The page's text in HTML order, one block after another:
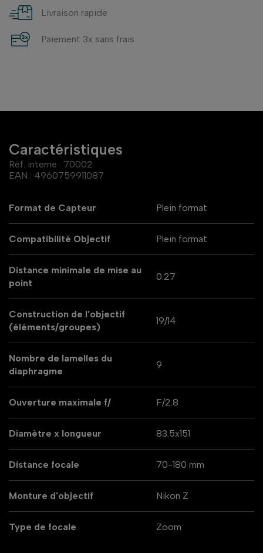
Livraison rapide
Paiement 3x sans frais
Caractéristiques
Réf. interne : 70002
EAN : 4960759911087
Format de Capteur Plein format
Compatibilité Objectif Plein format
Distance minimale de mise au
point
0.27
Construction de l'objectif
(éléments/groupes)
19/14
Nombre de lamelles du
diaphragme
9
Ouverture maximale f/ F/2.8
Diamètre x longueur 83.5x151
Distance focale 70-180 mm
Monture d'objectif Nikon Z
Type de focale Zoom